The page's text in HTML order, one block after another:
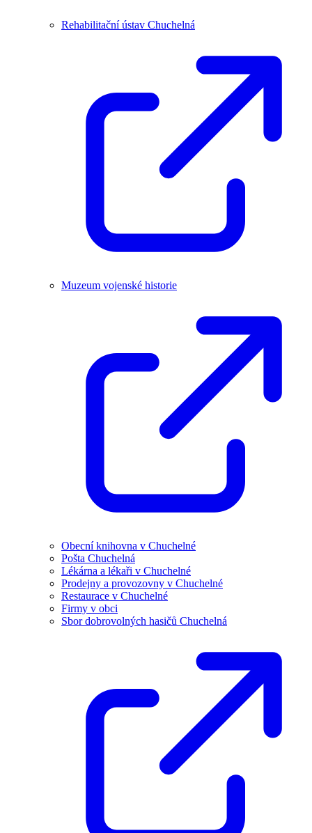
Rehabilitační ústav Chuchelná
Muzeum vojenské historie
Obecní knihovna v Chuchelné
Pošta Chuchelná
Lékárna a lékaři v Chuchelné
Prodejny a provozovny v Chuchelné
Restaurace v Chuchelné
Firmy v obci
Sbor dobrovolných hasičů Chuchelná